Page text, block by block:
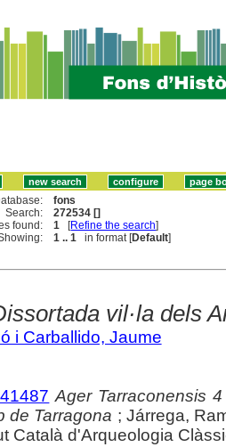
fons
Search:
272534 []
found:
1 [Refine the search]
1 .. 1 in format [Default]
vil·la dels
i Carballido, Jaume
Ager Tarraconensis
de Tarragona ; Járrega,
Català d'Arqueologia